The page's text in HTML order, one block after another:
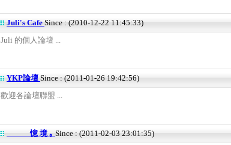
Juli's Cafe Since : (2010-12-22 11:45:33)
Juli 的個人論壇 ...
YKP論壇 Since : (2011-01-26 19:42:56)
歡迎各論壇聯盟 ...
憶 境 ｡ Since : (2011-02-03 23:01:35)